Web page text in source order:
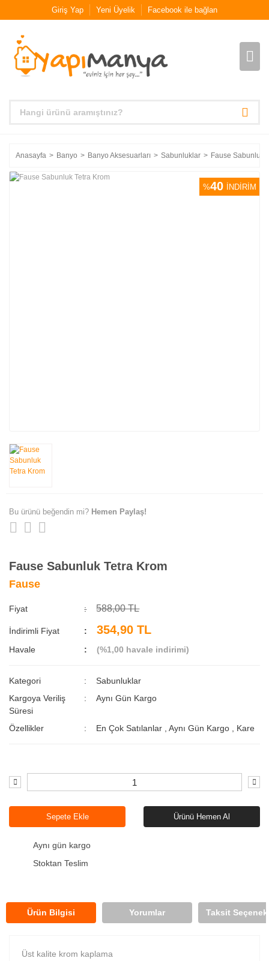
Giriş Yap Yeni Üyelik Facebook ile bağlan
Anasayfa Banyo Banyo Aksesuarları Sabunluklar Fause Sabunluk
%40 İNDİRİM
Bu ürünü beğendin mi? Hemen Paylaş!
Fause Sabunluk Tetra Krom
Fause
Fiyat 588,00 TL
İndirimli Fiyat 354,90 TL
Havale (%1,00 havale indirimi)
Kategori
Sabunluklar
Kargoya Veriliş
Süresi
Aynı Gün Kargo
Özellikler En Çok Satılanlar ,Aynı Gün Kargo Kare
Sepete Ekle Ürünü Hemen Al
Aynı gün kargo
Stoktan Teslim
Ürün Bilgisi Yorumlar Taksit
Üst kalite krom kaplama